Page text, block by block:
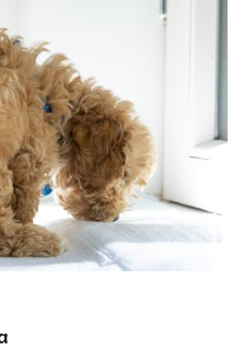
Снимка: iStock